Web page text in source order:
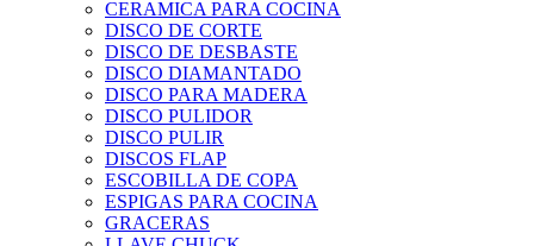
CERAMICA PARA COCINA
DISCO DE CORTE
DISCO DE DESBASTE
DISCO DIAMANTADO
DISCO PARA MADERA
DISCO PULIDOR
DISCO PULIR
DISCOS FLAP
ESCOBILLA DE COPA
ESPIGAS PARA COCINA
GRACERAS